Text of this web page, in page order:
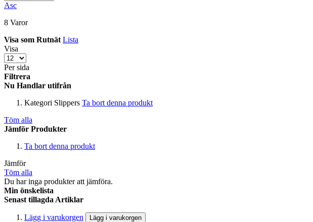
Asc
8 Varor
Visa som Rutnät Lista
Visa
Per sida
Filtrera
Nu Handlar utifrån
Kategori Slippers Ta bort denna produkt
Töm alla
Jämför Produkter
Ta bort denna produkt
Jämför
Töm alla
Du har inga produkter att jämföra.
Min önskelista
Senast tillagda Artiklar
Lägg i varukorgen Lägg i varukorgen